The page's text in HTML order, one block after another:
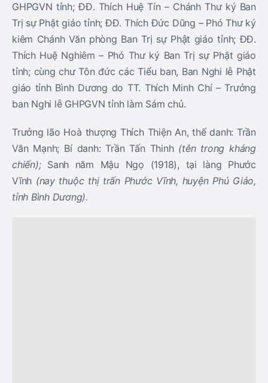
GHPGVN tỉnh; ĐĐ. Thích Huệ Tín – Chánh Thư ký Ban
Trị sự Phật giáo tỉnh; ĐĐ. Thích Đức Dũng – Phó Thư ký
kiêm Chánh Văn phòng Ban Trị sự Phật giáo tỉnh; ĐĐ.
Thích Huệ Nghiêm – Phó Thư ký Ban Trị sự Phật giáo
tỉnh; cùng chư Tôn đức các Tiểu ban, Ban Nghi lễ Phật
giáo tỉnh Bình Dương do TT. Thích Minh Chí – Trưởng
ban Nghi lễ GHPGVN tỉnh làm Sám chủ.
Trưởng lão Hoà thượng Thích Thiện An, thế danh: Trần
Văn Mạnh; Bí danh: Trần Tấn Thinh (tên trong kháng
chiến);Sanh năm Mậu Ngọ (1918), tại làng Phước
Vĩnh (nay thuộc thị trấn Phước Vĩnh, huyện Phú Giáo,
tỉnh Bình Dương).